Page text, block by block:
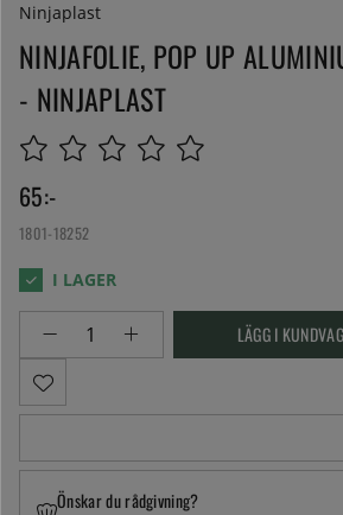
Ninjaplast
NINJAFOLIE, POP UP
- NINJAPLAST
65:-
1801-18252
LÄGG I
Önskar du rådgivning?